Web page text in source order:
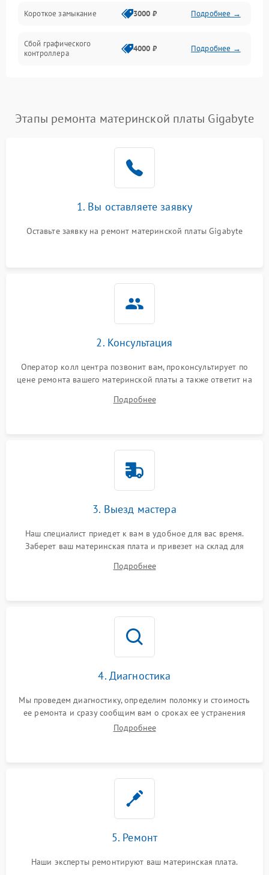
Короткое замыкание 3000 ₽ Подробнее →
Сбой графического
контроллера
4000 ₽ Подробнее →
Этапы ремонта материнской платы Gigabyte
1. Вы оставляете заявку
Оставьте заявку на ремонт материнской платы Gigabyte
2. Консультация
Оператор колл центра позвонит вам, проконсультирует по
цене ремонта вашего материнской платы а также ответит на
Подробнее
3. Выезд мастера
Наш специалист приедет к вам в удобное для вас время.
Заберет ваш материнская плата и привезет на склад для
Подробнее
4. Диагностика
Мы проведем диагностику, определим поломку и стоимость
ее ремонта и сразу сообщим вам о сроках ее устранения
Подробнее
5. Ремонт
Наши эксперты ремонтируют ваш материнская плата.